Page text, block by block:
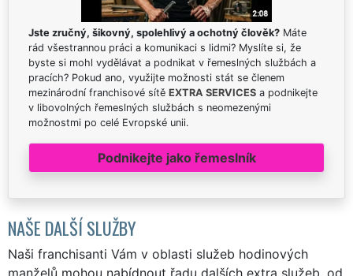
Jste zručný, šikovný, spolehlivý a ochotný člověk? Máte
rád všestrannou práci a komunikaci s lidmi? Myslíte si, že
byste si mohl vydělávat a podnikat v řemeslných službách a
pracích? Pokud ano, využijte možnosti stát se členem
mezinárodní franchisové sítě EXTRA SERVICES a podnikejte
v libovolných řemeslných službách s neomezenými
možnostmi po celé Evropské unii.
Podnikejte jako řemeslník
NAŠE DALŠÍ SLUŽBY
Naši franchisanti Vám v oblasti služeb hodinových
manželů mohou nabídnout řadu dalších extra služeb, od